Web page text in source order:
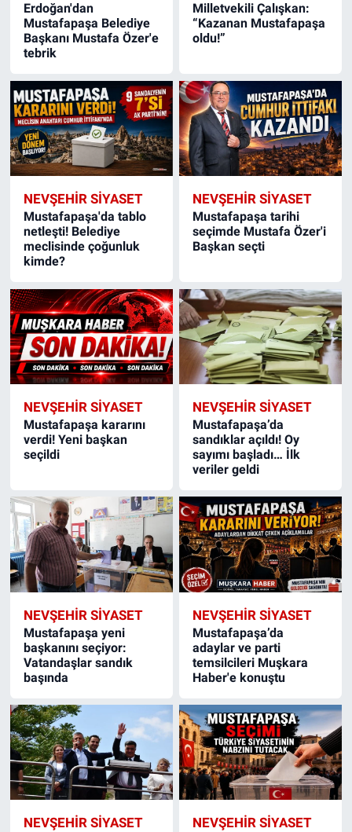
Erdoğan'dan
Mustafapaşa Belediye
Başkanı Mustafa Özer'e
tebrik
Milletvekili Çalışkan:
“Kazanan Mustafapaşa
oldu!”
NEVŞEHIR SIYASET
Mustafapaşa'da tablo
netleşti! Belediye
meclisinde çoğunluk
kimde?
NEVŞEHIR SIYASET
Mustafapaşa tarihi
seçimde Mustafa Özer'i
Başkan seçti
NEVŞEHIR SIYASET
Mustafapaşa kararını
verdi! Yeni başkan
seçildi
NEVŞEHIR SIYASET
Mustafapaşa’da
sandıklar açıldı! Oy
sayımı başladı… İlk
veriler geldi
NEVŞEHIR SIYASET
Mustafapaşa yeni
başkanını seçiyor:
Vatandaşlar sandık
başında
NEVŞEHIR SIYASET
Mustafapaşa’da
adaylar ve parti
temsilcileri Muşkara
Haber'e konuştu
NEVŞEHIR SIYASET NEVŞEHIR SIYASET